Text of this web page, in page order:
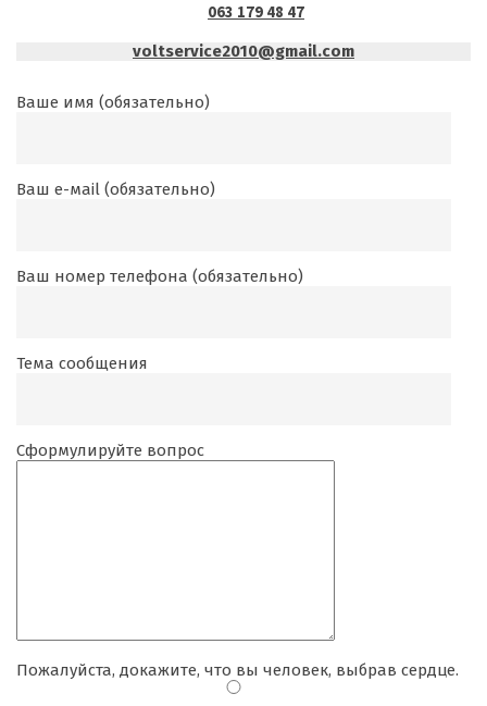
063 179 48 47
voltservice2010@gmail.com
Ваше имя (обязательно)
Ваш е-маil (обязательно)
Ваш номер телефона (обязательно)
Тема сообщения
Сформулируйте вопрос
Пожалуйста, докажите, что вы человек, выбрав сердце.